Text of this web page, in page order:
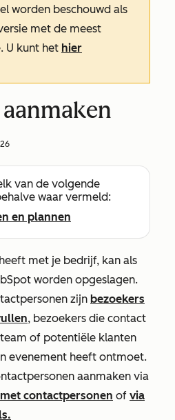
worden beschouwd als
met de meest
U kunt het hier
van de volgende
waar vermeld:
en plannen
met je bedrijf, kan als
worden opgeslagen.
zijn bezoekers
, bezoekers die contact
of potentiële klanten
evenement heeft ontmoet.
aanmaken via
contactpersonen of via